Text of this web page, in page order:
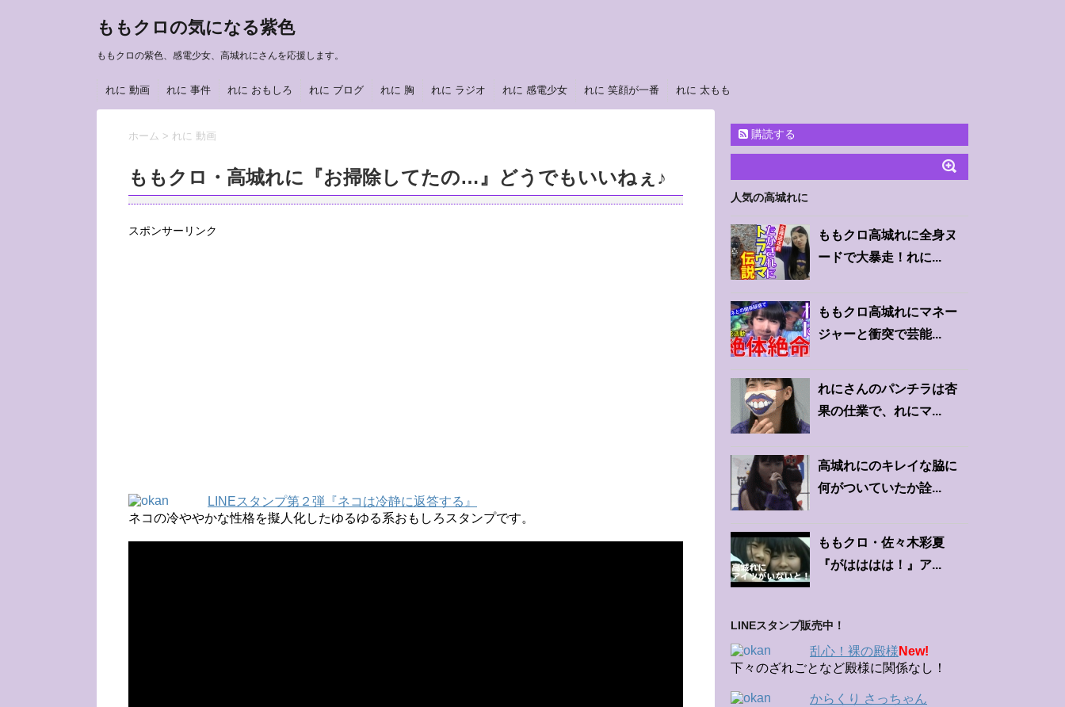
ももクロの気になる紫色
ももクロの紫色、感電少女、高城れにさんを応援します。
れに 動画 れに 事件 れに おもしろ れに ブログ れに 胸 れに ラジオ れに 感電少女 れに 笑顔が一番 れに 太もも
ホーム > れに 動画
ももクロ・高城れに『お掃除してたの…』どうでもいいねぇ♪
スポンサーリンク
LINEスタンプ第２弾『ネコは冷静に返答する』
ネコの冷ややかな性格を擬人化したゆるゆる系おもしろスタンプです。
購読する
人気の高城れに
ももクロ高城れに全身ヌ
ードで大暴走！れに...
ももクロ高城れにマネー
ジャーと衝突で芸能...
れにさんのパンチラは杏
果の仕業で、れにマ...
高城れにのキレイな脇に
何がついていたか詮...
ももクロ・佐々木彩夏
『がはははは！』ア...
LINEスタンプ販売中！
乱心！裸の殿様 New!
下々のざれごとなど殿様に関係なし！
からくり さっちゃん